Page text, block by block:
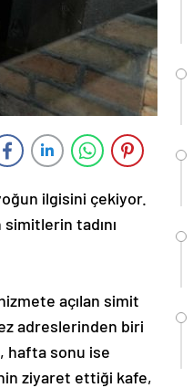
ilgisini çekiyor.
tadını
açılan simit
adreslerinden biri
hafta sonu ise
ziyaret ettiği kafe,